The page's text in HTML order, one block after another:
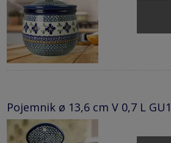
Pojemnik ø 13,6 cm V 0,7 L